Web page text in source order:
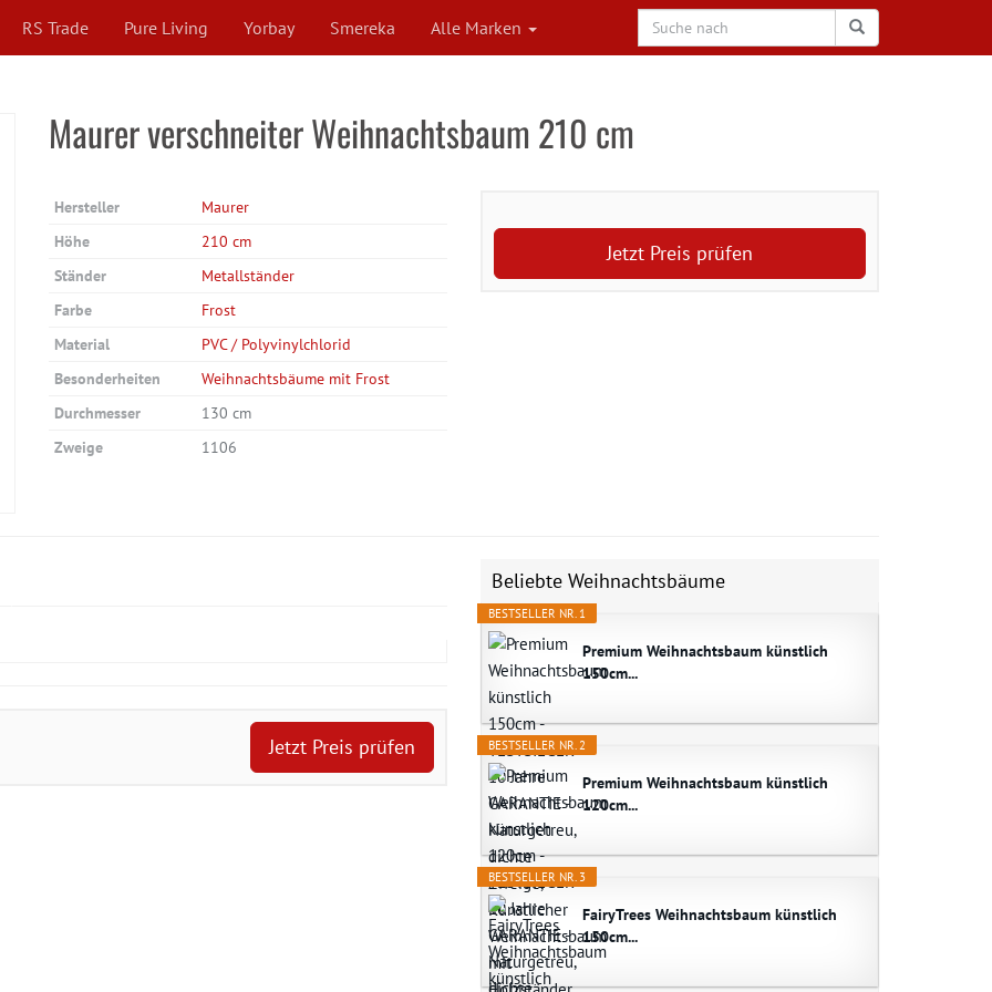
RS Trade Pure Living Yorbay Smereka Alle Marken
Maurer verschneiter Weihnachtsbaum 210 cm
Jetzt Preis prüfen
Hersteller
Maurer
Höhe
210 cm
Ständer
Metallständer
Farbe
Frost
Material
PVC / Polyvinylchlorid
Besonderheiten
Weihnachtsbäume mit Frost
Durchmesser
130 cm
Zweige
1106
Jetzt Preis prüfen
Beliebte Weihnachtsbäume
BESTSELLER NR. 1
Premium Weihnachtsbaum künstlich
150cm...
BESTSELLER NR. 2
Premium Weihnachtsbaum künstlich
120cm...
BESTSELLER NR. 3
FairyTrees Weihnachtsbaum künstlich
150cm...